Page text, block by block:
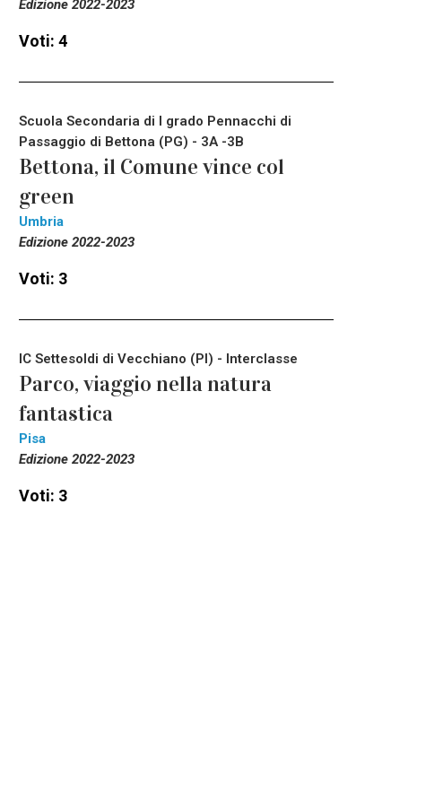
Edizione 2022-2023
Voti: 4
Scuola Secondaria di I grado Pennacchi di
Passaggio di Bettona (PG) - 3A -3B
Bettona, il Comune vince col
green
Umbria
Edizione 2022-2023
Voti: 3
IC Settesoldi di Vecchiano (PI) - Interclasse
Parco, viaggio nella natura
fantastica
Pisa
Edizione 2022-2023
Voti: 3